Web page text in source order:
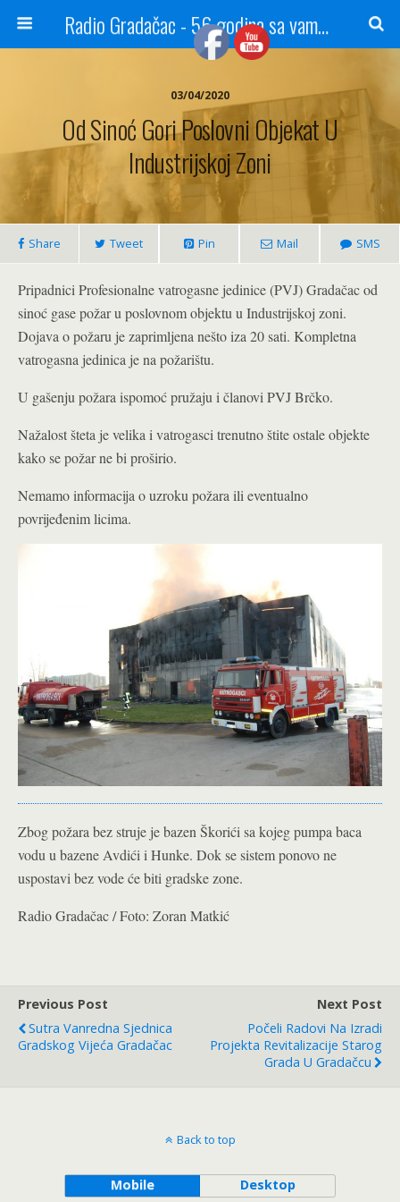
Radio Gradačac - 56 godina sa vama...
03/04/2020
Od Sinoć Gori Poslovni Objekat U
Industrijskoj Zoni
Share Tweet Pin Mail SMS
Pripadnici Profesionalne vatrogasne jedinice (PVJ) Gradačac od
sinoć gase požar u poslovnom objektu u Industrijskoj zoni.
Dojava o požaru je zaprimljena nešto iza 20 sati. Kompletna
vatrogasna jedinica je na požarištu.
U gašenju požara ispomoć pružaju i članovi PVJ Brčko.
Nažalost šteta je velika i vatrogasci trenutno štite ostale objekte
kako se požar ne bi proširio.
Nemamo informacija o uzroku požara ili eventualno
povrijeđenim licima.
Zbog požara bez struje je bazen Škorići sa kojeg pumpa baca
vodu u bazene Avdići i Hunke. Dok se sistem ponovo ne
uspostavi bez vode će biti gradske zone.
Radio Gradačac / Foto: Zoran Matkić
Previous Post
Sutra Vanredna Sjednica
Gradskog Vijeća Gradačac
Next Post
Počeli Radovi Na Izradi
Projekta Revitalizacije Starog
Grada U Gradačcu
Back to top
Mobile Desktop